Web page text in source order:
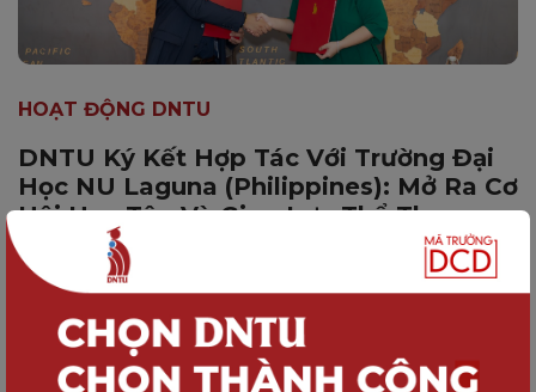
HOẠT ĐỘNG DNTU
DNTU Ký Kết Hợp Tác Với Trường Đại
Học NU Laguna (Philippines): Mở Ra Cơ
Hội Học Tập Và Giao Lưu Thể Thao
Quốc Tế Cho Sinh Viên